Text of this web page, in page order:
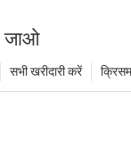
जाओ
सभी खरीदारी करें